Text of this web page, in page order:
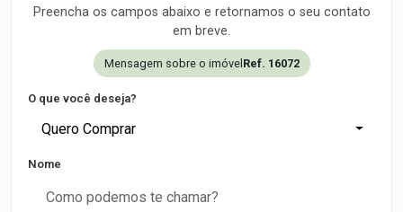
Preencha os campos abaixo e retornamos o seu contato
em breve.
Mensagem sobre o imóvelRef. 16072
O que você deseja?
Quero Comprar
Nome